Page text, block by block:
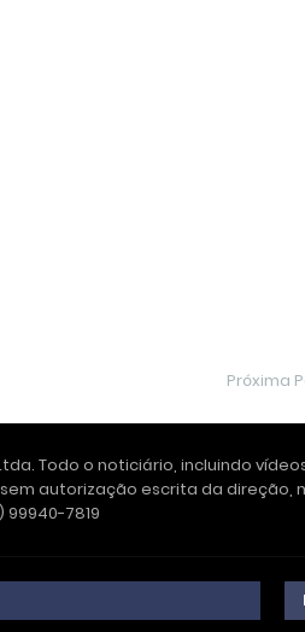
Próxima
Todo o noticiário, incluindo
autorização escrita da direção,
7819